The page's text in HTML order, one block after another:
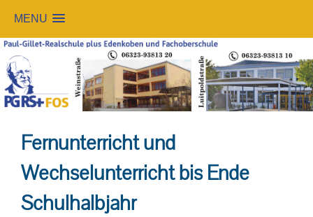
MENU
Skip
content
Fernunterricht und
Wechselunterricht bis Ende
Schulhalbjahr